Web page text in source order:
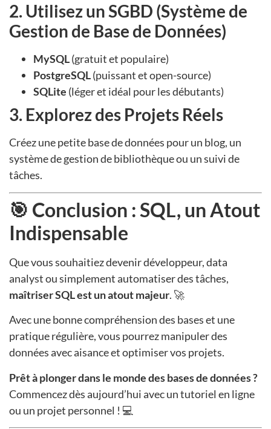
2. Utilisez un SGBD (Système de
Gestion de Base de Données)
MySQL(gratuit et populaire)
PostgreSQL(puissant et open-source)
SQLite (léger et idéal pour les débutants)
3. Explorez des Projets Réels
Créez une petite base de données pour un blog, un
système de gestion de bibliothèque ou un suivi de
tâches.
🎯 Conclusion : SQL, un Atout
Indispensable
Que vous souhaitiez devenir développeur, data
analyst ou simplement automatiser des tâches,
maîtriser SQL est un atout majeur. 🚀
Avec une bonne compréhension des bases et une
pratique régulière, vous pourrez manipuler des
données avec aisance et optimiser vos projets.
Prêt à plonger dans le monde des bases de données ?
Commencez dès aujourd’hui avec un tutoriel en ligne
ou un projet personnel ! 💻